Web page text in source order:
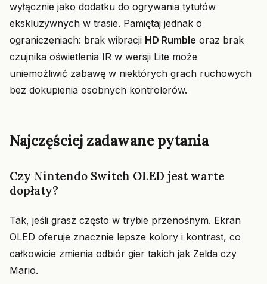
wyłącznie jako dodatku do ogrywania tytułów
ekskluzywnych w trasie. Pamiętaj jednak o
ograniczeniach: brak wibracji HD Rumble oraz brak
czujnika oświetlenia IR w wersji Lite może
uniemożliwić zabawę w niektórych grach ruchowych
bez dokupienia osobnych kontrolerów.
Najczęściej zadawane pytania
Czy Nintendo Switch OLED jest warte
dopłaty?
Tak, jeśli grasz często w trybie przenośnym. Ekran
OLED oferuje znacznie lepsze kolory i kontrast, co
całkowicie zmienia odbiór gier takich jak Zelda czy
Mario.